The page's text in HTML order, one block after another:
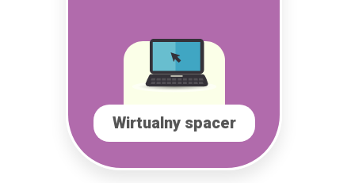
Wirtualny spacer